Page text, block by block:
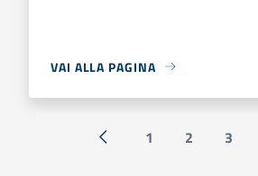
VAI ALLA PAGINA
« Precedente
1 2 3